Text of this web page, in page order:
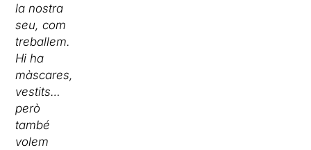
la nostra
seu, com
treballem.
Hi ha
màscares,
vestits…
però
també
volem